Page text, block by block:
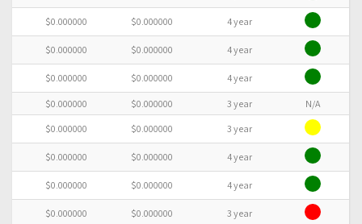
$0.000000 $0.000000 4 year
$0.000000 $0.000000 4 year
$0.000000 $0.000000 4 year
$0.000000 $0.000000 3 year N/A
$0.000000 $0.000000 3 year
$0.000000 $0.000000 4 year
$0.000000 $0.000000 4 year
$0.000000 $0.000000 3 year